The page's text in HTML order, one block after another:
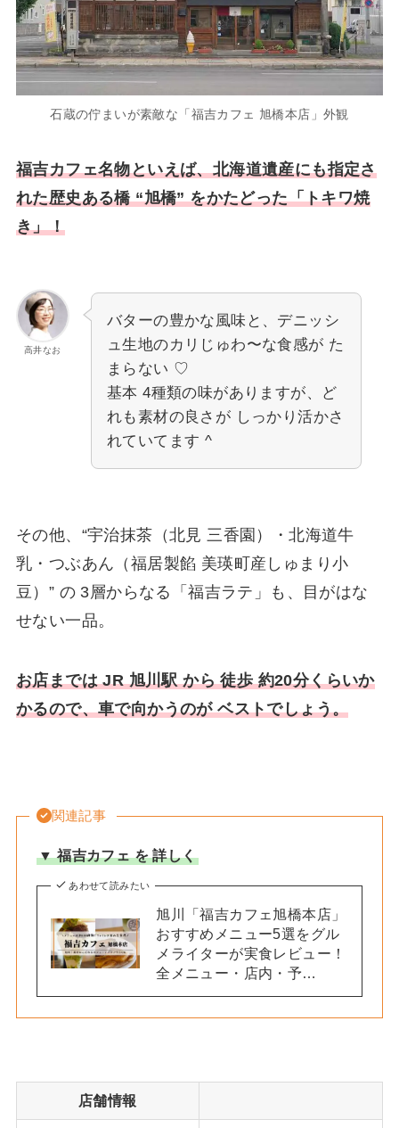
石蔵の佇まいが素敵な「福吉カフェ 旭橋本店」外観
福吉カフェ名物といえば、北海道遺産にも指定さ
れた歴史ある橋 “旭橋” をかたどった「トキワ焼
き」！
高井なお
バターの豊かな風味と、デニッシ
ュ生地のカリじゅわ〜な食感が た
まらない ♡
基本 4種類の味がありますが、ど
れも素材の良さが しっかり活かさ
れていてます ^
その他、“宇治抹茶（北見 三香園）・北海道牛
乳・つぶあん（福居製餡 美瑛町産しゅまり小
豆）” の 3層からなる「福吉ラテ」も、目がはな
せない一品。
お店までは JR 旭川駅 から 徒歩 約20分くらいか
かるので、車で向かうのが ベストでしょう。
関連記事
▼ 福吉カフェ を 詳しく
あわせて読みたい
旭川「福吉カフェ旭橋本店」
おすすめメニュー5選をグル
メライターが実食レビュー！
全メニュー・店内・予…
店舗情報